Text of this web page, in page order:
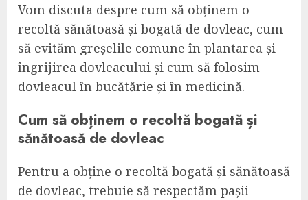
Vom discuta despre cum să obținem o
recoltă sănătoasă și bogată de dovleac, cum
să evităm greșelile comune în plantarea și
îngrijirea dovleacului și cum să folosim
dovleacul în bucătărie și în medicină.
Cum să obținem o recoltă bogată și
sănătoasă de dovleac
Pentru a obține o recoltă bogată și sănătoasă
de dovleac, trebuie să respectăm pașii